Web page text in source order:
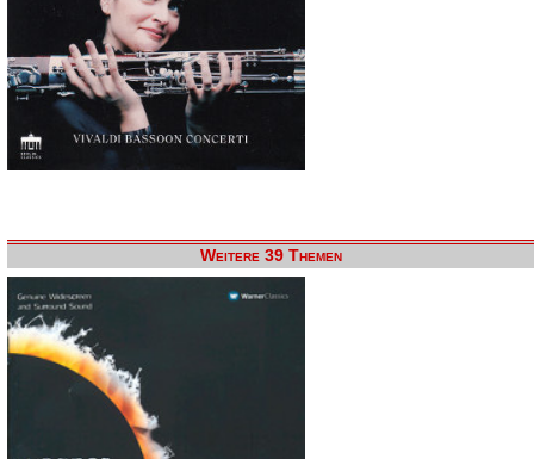
Weitere 39 Themen